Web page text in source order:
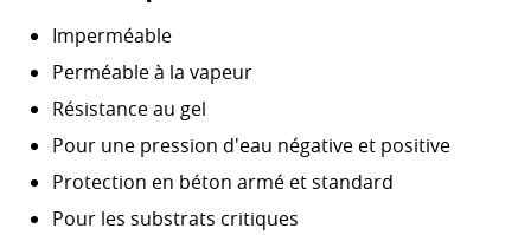
Imperméable
Perméable à la vapeur
Résistance au gel
Pour une pression d'eau négative et positive
Protection en béton armé et standard
Pour les substrats critiques